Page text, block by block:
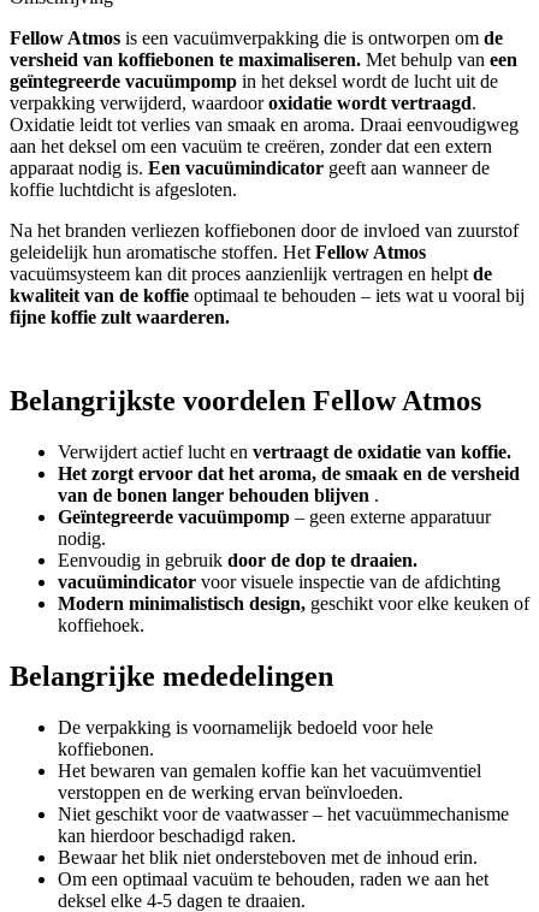
Fellow Atmos is een vacuümverpakking die is ontworpen om de
versheid van koffiebonen te maximaliseren. Met behulp van een
geïntegreerde vacuümpomp in het deksel wordt de lucht uit de
verpakking verwijderd, waardooroxidatie wordt vertraagd.
Oxidatie leidt tot verlies van smaak en aroma. Draai eenvoudigweg
aan het deksel om een vacuüm te creëren, zonder dat een extern
apparaat nodig is. Een vacuümindicator geeft aan wanneer de
koffie luchtdicht is afgesloten.
Na het branden verliezen koffiebonen door de invloed van zuurstof
geleidelijk hun aromatische stoffen. Het Fellow Atmos
vacuümsysteem kan dit proces aanzienlijk vertragen en helpt de
kwaliteit van de koffie optimaal te behouden – iets wat u vooral bij
fijne koffie zult waarderen.
Belangrijkste voordelen Fellow Atmos
Verwijdert actief lucht en vertraagt de oxidatie van koffie.
Het zorgt ervoor dat het aroma, de smaak en de versheid
van de bonen langer behouden blijven .
Geïntegreerde vacuümpomp – geen externe apparatuur
nodig.
Eenvoudig in gebruik door de dop te draaien.
vacuümindicator voor visuele inspectie van de afdichting
Modern minimalistisch design, geschikt voor elke keuken of
koffiehoek.
Belangrijke mededelingen
De verpakking is voornamelijk bedoeld voor hele
koffiebonen.
Het bewaren van gemalen koffie kan het vacuümventiel
verstoppen en de werking ervan beïnvloeden.
Niet geschikt voor de vaatwasser – het vacuümmechanisme
kan hierdoor beschadigd raken.
Bewaar het blik niet ondersteboven met de inhoud erin.
Om een optimaal vacuüm te behouden, raden we aan het
deksel elke 4-5 dagen te draaien.